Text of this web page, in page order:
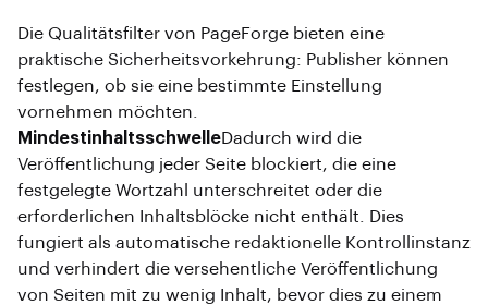
Die Qualitätsfilter von PageForge bieten eine
praktische Sicherheitsvorkehrung: Publisher können
festlegen, ob sie eine bestimmte Einstellung
vornehmen möchten.
MindestinhaltsschwelleDadurch wird die
Veröffentlichung jeder Seite blockiert, die eine
festgelegte Wortzahl unterschreitet oder die
erforderlichen Inhaltsblöcke nicht enthält. Dies
fungiert als automatische redaktionelle Kontrollinstanz
und verhindert die versehentliche Veröffentlichung
von Seiten mit zu wenig Inhalt, bevor dies zu einem